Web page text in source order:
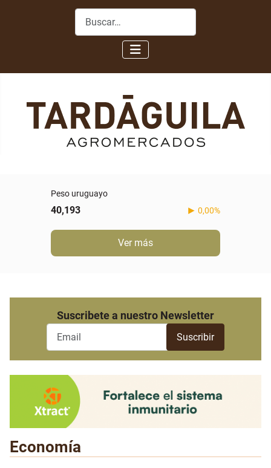
Buscar
Peso uruguayo
40,193 0,00%
Ver más
Suscribete a nuestro Newsletter
Economía